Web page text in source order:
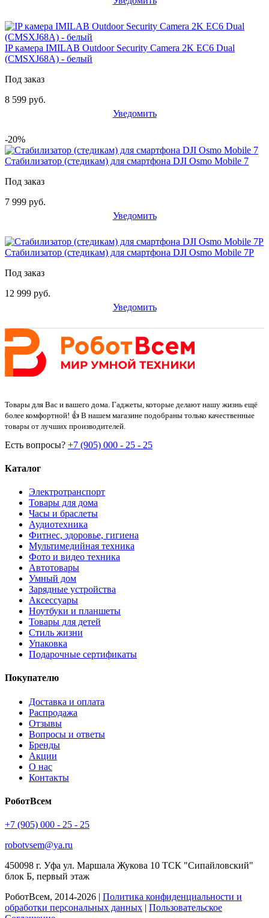
IP камера IMILAB Outdoor Security Camera 2K EC6 Dual
(CMSXJ68A) - белый
Под заказ
8 599 руб.
Уведомить
-20%
Стабилизатор (стедикам) для смартфона DJI Osmo Mobile 7
Под заказ
7 999 руб.
Уведомить
Стабилизатор (стедикам) для смартфона DJI Osmo Mobile 7P
Под заказ
12 999 руб.
Уведомить
Товары для Вас и вашего дома. Гаджеты, которые делают нашу жизнь ещё
более комфортной! 👍 В нашем магазине подобраны только качественные
товары от лучших производителей.
Есть вопросы? +7 (905) 000 - 25 - 25
Каталог
Электротранспорт
Товары для дома
Часы и браслеты
Аудиотехника
Фитнес, здоровье, гигиена
Мультимедийная техника
Фото и видео техника
Автотовары
Умный дом
Зарядные устройства
Аксессуары
Ноутбуки и планшеты
Товары для детей
Стиль жизни
Упаковка
Подарочные сертификаты
Покупателю
Доставка и оплата
Распродажа
Отзывы
Вопросы и ответы
Бренды
Акции
О нас
Контакты
РоботВсем
+7 (905) 000 - 25 - 25
robotvsem@ya.ru
450098 г. Уфа ул. Маршала Жукова 10 ТСК "Сипайловский"
блок Б, первый этаж
РоботВсем, 2014-2026 | Политика конфиденциальности и
обработки персональных данных | Пользовательское